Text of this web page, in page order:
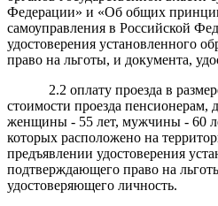
Федерации» и «Об общих
самоуправления в Российской
удостоверения установленного
право на льготы, и документа,
2.2 оплату проезда в
стоимости проезда пенсионерам,
женщины - 55 лет, мужчины - 60
которых расположено на
предъявлении удостоверения
подтверждающего право на
удостоверяющего личность.